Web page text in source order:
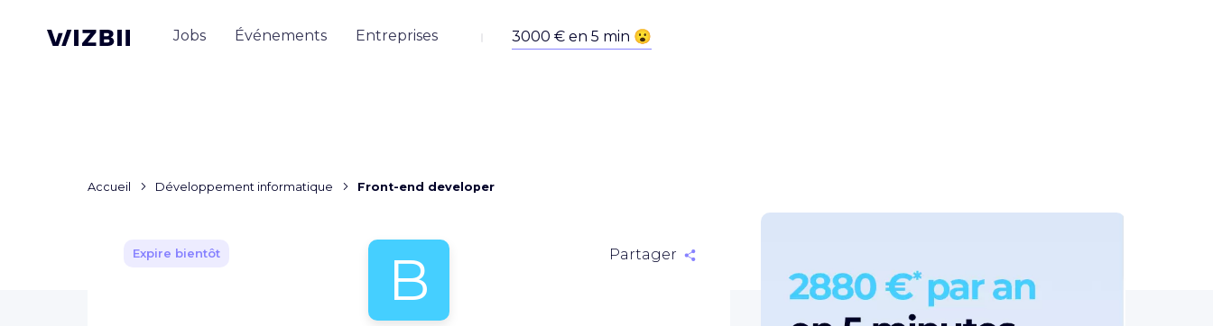
Jobs Événements Entreprises
Accueil Développement informatique Front-end developer
Expire bientôt B Partager